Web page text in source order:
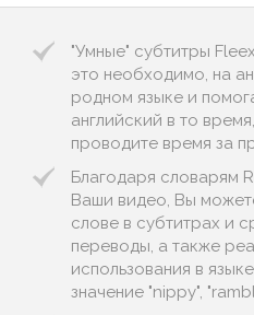
"Умные" субтитры
это необходимо, на
родном языке и
английский в то
проводите время за
Благодаря словарям
Ваши видео, Вы
слове в субтитрах и
переводы, а также
использования в
значение "nippy",